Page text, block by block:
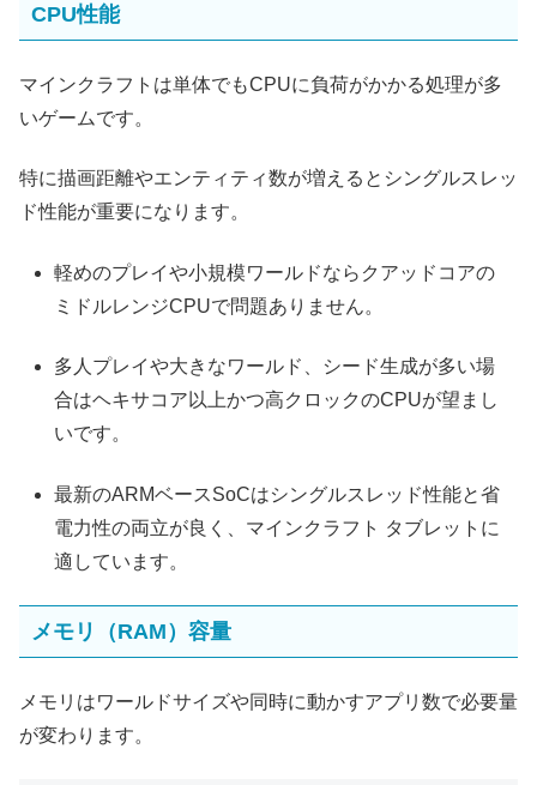
CPU性能
マインクラフトは単体でもCPUに負荷がかかる処理が多
いゲームです。
特に描画距離やエンティティ数が増えるとシングルスレッ
ド性能が重要になります。
軽めのプレイや小規模ワールドならクアッドコアの
ミドルレンジCPUで問題ありません。
多人プレイや大きなワールド、シード生成が多い場
合はヘキサコア以上かつ高クロックのCPUが望まし
いです。
最新のARMベースSoCはシングルスレッド性能と省
電力性の両立が良く、マインクラフト タブレットに
適しています。
メモリ（RAM）容量
メモリはワールドサイズや同時に動かすアプリ数で必要量
が変わります。